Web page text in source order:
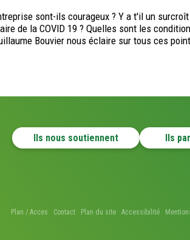
sont-ils courageux ? Y a t'il un
de la COVID 19 ? Quelles sont les
Bouvier nous éclaire sur tous ces
Ils nous soutiennent Ils
Plan / Acces Contact Plan du site Accessibilité